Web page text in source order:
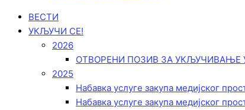
ВЕСТИ
УКЉУЧИ СЕ!
2026
ОТВОРЕНИ ПОЗИВ ЗА УКЉУЧИВАЊЕ
2025
Набавка услуге закупа медијског
Набавка услуге закупа медијског